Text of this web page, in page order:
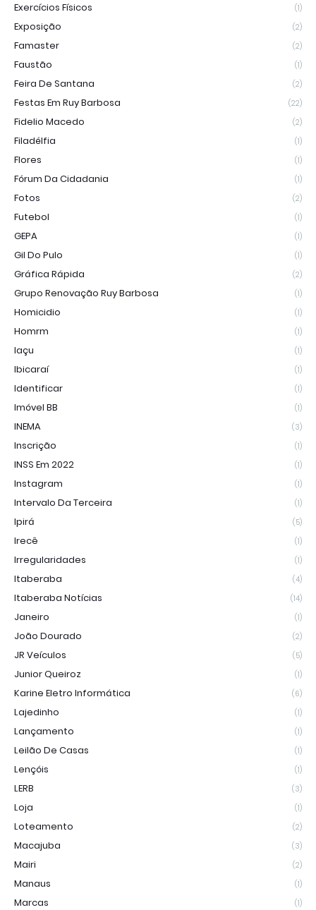
Exercícios Físicos (1)
Exposição (2)
Famaster (2)
Faustão (1)
Feira De Santana (2)
Festas Em Ruy Barbosa (22)
Fidelio Macedo (2)
Filadélfia (1)
Flores (1)
Fórum Da Cidadania (1)
Fotos (2)
Futebol (1)
GEPA (1)
Gil Do Pulo (1)
Gráfica Rápida (2)
Grupo Renovação Ruy Barbosa (1)
Homicidio (1)
Homrm (1)
Iaçu (1)
Ibicaraí (1)
Identificar (1)
Imóvel BB (1)
INEMA (3)
Inscrição (1)
INSS Em 2022 (1)
Instagram (1)
Intervalo Da Terceira (1)
Ipirá (5)
Irecê (1)
Irregularidades (1)
Itaberaba (4)
Itaberaba Notícias (14)
Janeiro (1)
João Dourado (2)
JR Veículos (5)
Junior Queiroz (1)
Karine Eletro Informática (6)
Lajedinho (1)
Lançamento (1)
Leilão De Casas (1)
Lençóis (1)
LERB (3)
Loja (1)
Loteamento (2)
Macajuba (3)
Mairi (2)
Manaus (1)
Marcas (1)